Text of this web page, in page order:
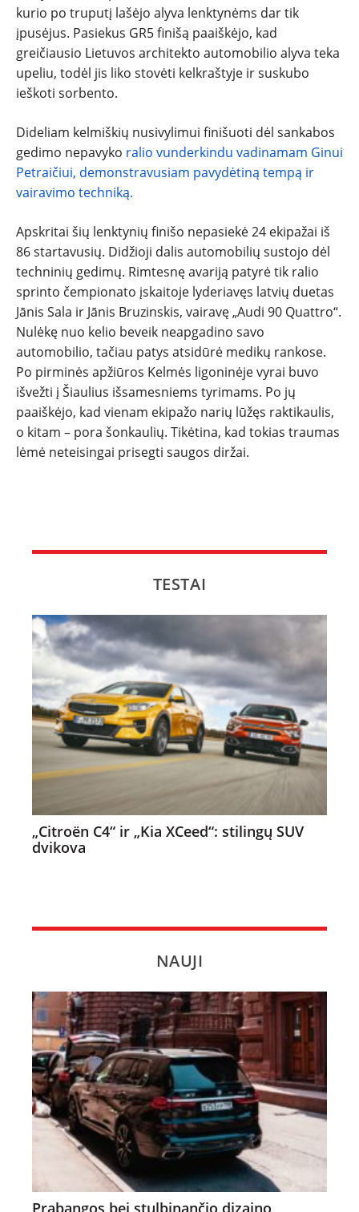
kurio po truputį lašėjo alyva lenktynėms dar tik
įpusėjus. Pasiekus GR5 finišą paaiškėjo, kad
greičiausio Lietuvos architekto automobilio alyva teka
upeliu, todėl jis liko stovėti kelkraštyje ir suskubo
ieškoti sorbento.
Dideliam kelmiškių nusivylimui finišuoti dėl sankabos
gedimo nepavyko ralio vunderkindu vadinamam Ginui
Petraičiui, demonstravusiam pavydėtiną tempą ir
vairavimo techniką.
Apskritai šių lenktynių finišo nepasiekė 24 ekipažai iš
86 startavusių. Didžioji dalis automobilių sustojo dėl
techninių gedimų. Rimtesnę avariją patyrė tik ralio
sprinto čempionato įskaitoje lyderiavęs latvių duetas
Jānis Sala ir Jānis Bruzinskis, vairavę „Audi 90 Quattro“.
Nulėkę nuo kelio beveik neapgadino savo
automobilio, tačiau patys atsidūrė medikų rankose.
Po pirminės apžiūros Kelmės ligoninėje vyrai buvo
išvežti į Šiaulius išsamesniems tyrimams. Po jų
paaiškėjo, kad vienam ekipažo narių lūžęs raktikaulis,
o kitam – pora šonkaulių. Tikėtina, kad tokias traumas
lėmė neteisingai prisegti saugos diržai.
TESTAI
„Citroën C4“ ir „Kia XCeed“: stilingų SUV
dvikova
NAUJI
Prabangos bei stulbinančio dizaino